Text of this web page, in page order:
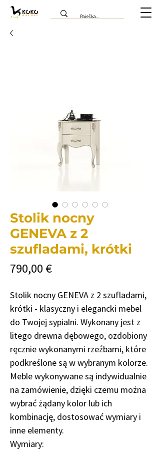
Stolik nocny
GENEVA z 2
szufladami, krótki
790,00 €Cena
Stolik nocny GENEVA z 2 szufladami,
krótki - klasyczny i elegancki mebel
do Twojej sypialni. Wykonany jest z
litego drewna dębowego, ozdobiony
ręcznie wykonanymi rzeźbami, które
podkreślone są w wybranym kolorze.
Meble wykonywane są indywidualnie
na zamówienie, dzięki czemu można
wybrać żądany kolor lub ich
kombinację, dostosować wymiary i
inne elementy.
Wymiary: